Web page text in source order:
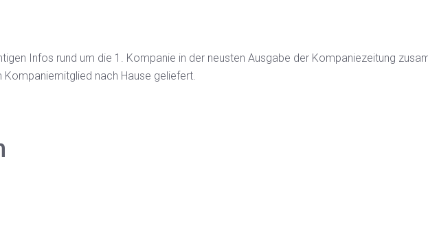
Infos rund um die 1. Kompanie in der neusten Ausgabe der Kompaniezeitung
nach Hause geliefert.